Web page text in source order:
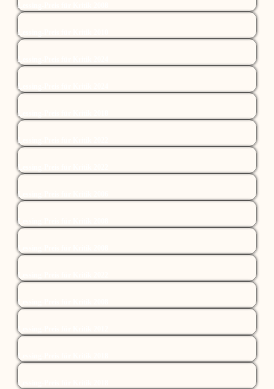
Lessing-Preis für Kritik 2008
Lessing-Preis für Kritik 2010
Lessing-Preis für Kritik 2024
Lessing-Preis für Kritik 2024
Lessing-Preis für Kritik 2018
Lessing-Preis für Kritik 2022
Lessing-Preis für Kritik 2022
Lessing-Preis für Kritik 2006
Lessing-Preis für Kritik 2008
Lessing-Preis für Kritik 2008
Lessing-Preis für Kritik 2022
Lessing-Preis für Kritik 2008
Lessing-Preis für Kritik 2012
Lessing-Preis für Kritik 2018
Lessing-Preis für Kritik 2018